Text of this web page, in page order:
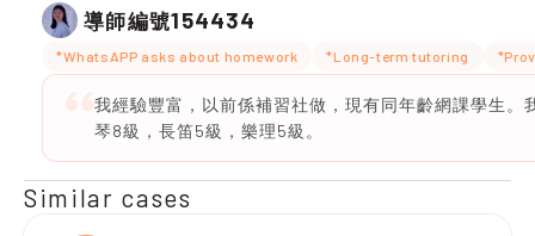
導師編號154434
*WhatsAPP asks about homework *Long-term tutoring
我經驗豐富，以前係補習社做，現有同年齡網課學生。
琴8級，長笛5級，樂理5級。
Similar cases